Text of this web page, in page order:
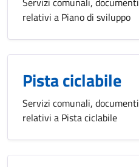
relativi a Piano di sviluppo
Pista ciclabile
Servizi comunali,
relativi a Pista ciclabile